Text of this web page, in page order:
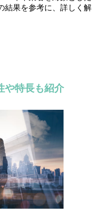
結果を参考に、詳しく解
や特長も紹介